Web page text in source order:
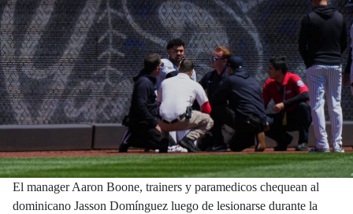
El manager Aaron Boone, trainers y paramedicos chequean al
dominicano Jasson Domínguez luego de lesionarse durante la